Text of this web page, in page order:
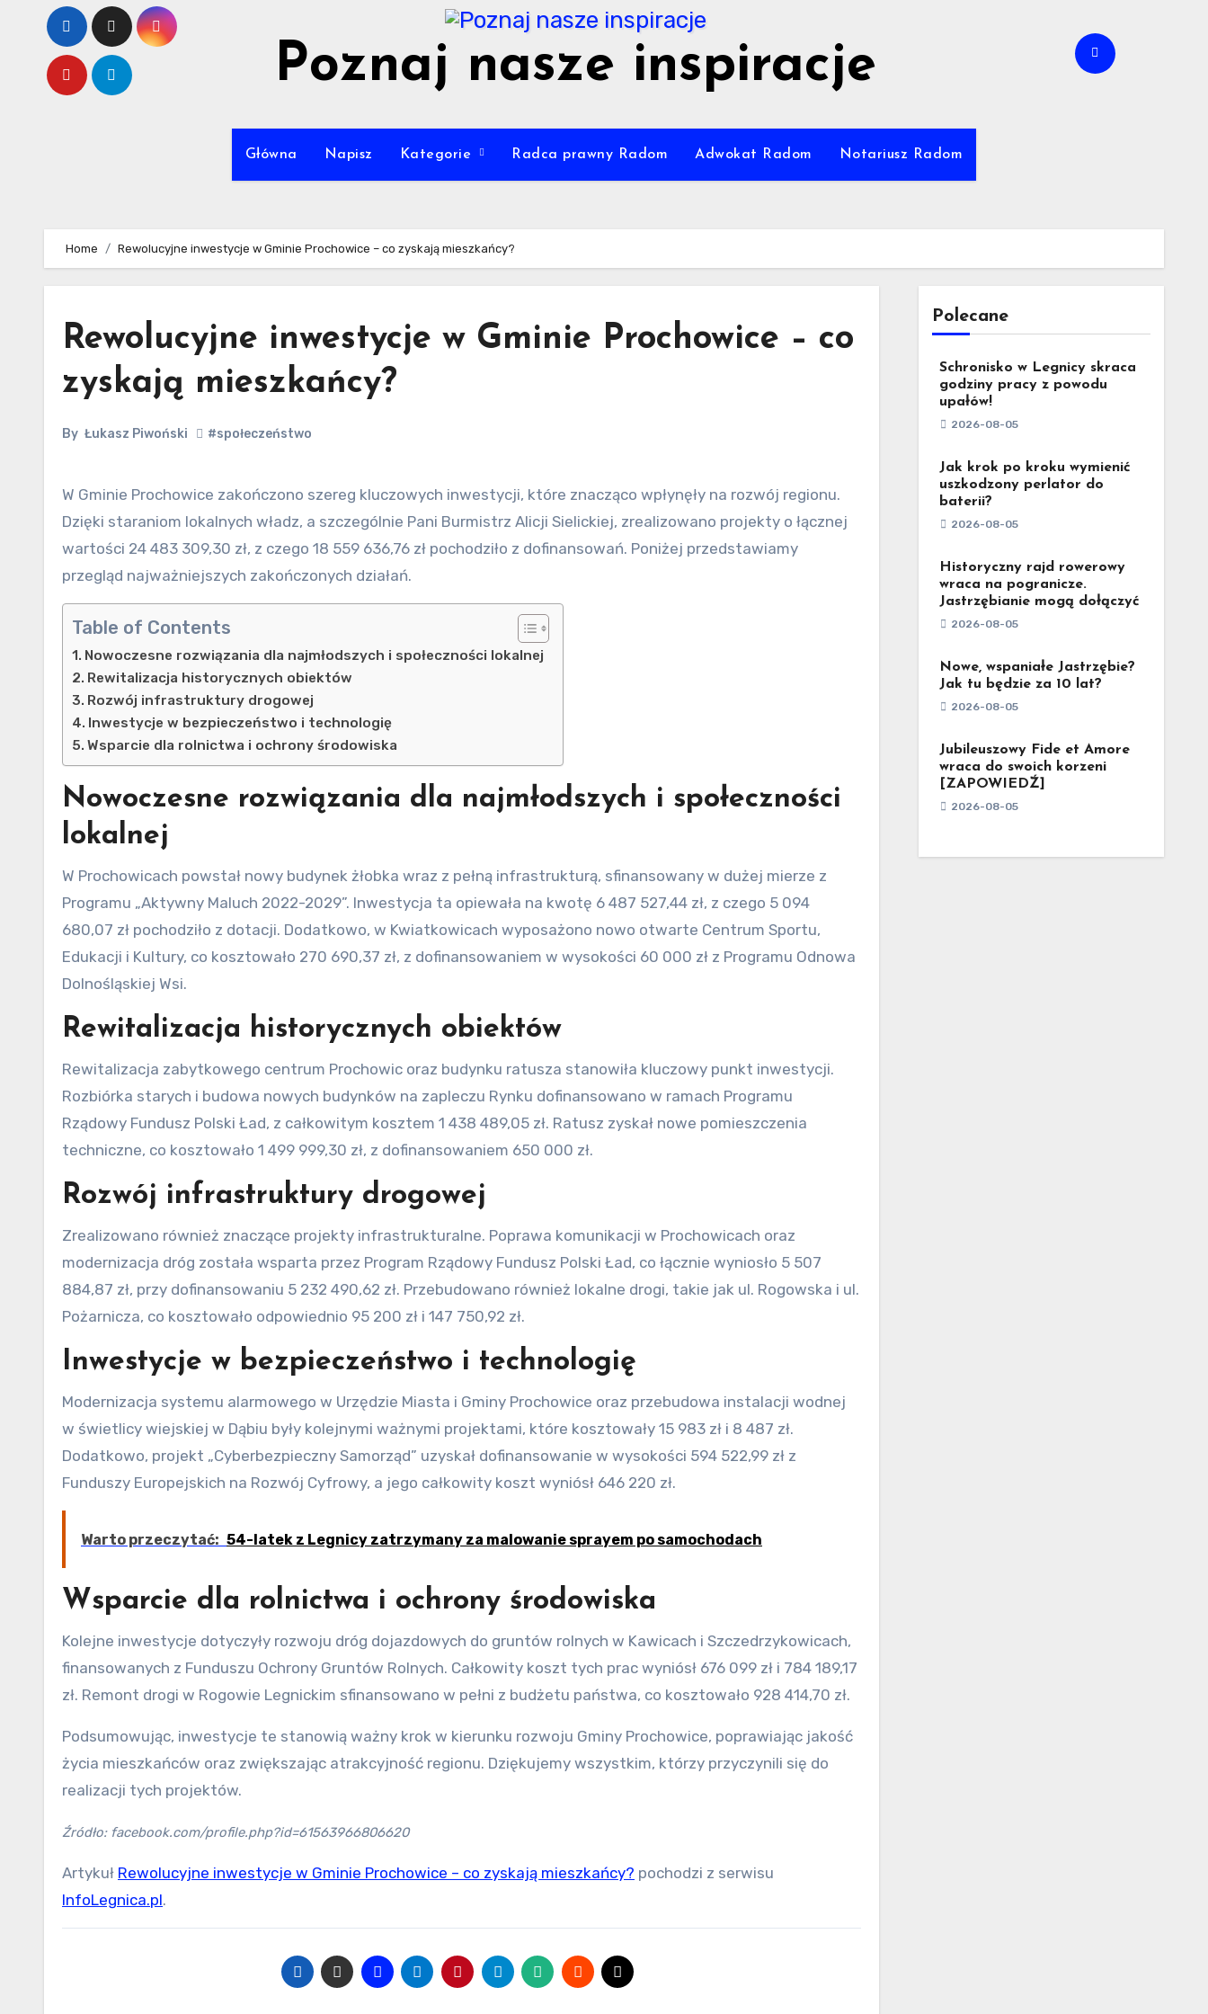
content
Poznaj nasze inspiracje
Główna Napisz Kategorie Radca prawny Radom Adwokat Radom Notariusz Radom
Home Rewolucyjne inwestycje w Gminie Prochowice – co zyskają mieszkańcy?
Rewolucyjne inwestycje w Gminie Prochowice – co
zyskają mieszkańcy?
By Łukasz Piwoński #społeczeństwo
W Gminie Prochowice zakończono szereg kluczowych inwestycji, które znacząco wpłynęły na rozwój regionu.
Dzięki staraniom lokalnych władz, a szczególnie Pani Burmistrz Alicji Sielickiej, zrealizowano projekty o łącznej
wartości 24 483 309,30 zł, z czego 18 559 636,76 zł pochodziło z dofinansowań. Poniżej przedstawiamy
przegląd najważniejszych zakończonych działań.
Table of Contents
Nowoczesne rozwiązania dla najmłodszych i społeczności lokalnej
Rewitalizacja historycznych obiektów
Rozwój infrastruktury drogowej
Inwestycje w bezpieczeństwo i technologię
Wsparcie dla rolnictwa i ochrony środowiska
Nowoczesne rozwiązania dla najmłodszych i społeczności
lokalnej
W Prochowicach powstał nowy budynek żłobka wraz z pełną infrastrukturą, sfinansowany w dużej mierze z
Programu „Aktywny Maluch 2022-2029”. Inwestycja ta opiewała na kwotę 6 487 527,44 zł, z czego 5 094
680,07 zł pochodziło z dotacji. Dodatkowo, w Kwiatkowicach wyposażono nowo otwarte Centrum Sportu,
Edukacji i Kultury, co kosztowało 270 690,37 zł, z dofinansowaniem w wysokości 60 000 zł z Programu Odnowa
Dolnośląskiej Wsi.
Rewitalizacja historycznych obiektów
Rewitalizacja zabytkowego centrum Prochowic oraz budynku ratusza stanowiła kluczowy punkt inwestycji.
Rozbiórka starych i budowa nowych budynków na zapleczu Rynku dofinansowano w ramach Programu
Rządowy Fundusz Polski Ład, z całkowitym kosztem 1 438 489,05 zł. Ratusz zyskał nowe pomieszczenia
techniczne, co kosztowało 1 499 999,30 zł, z dofinansowaniem 650 000 zł.
Rozwój infrastruktury drogowej
Zrealizowano również znaczące projekty infrastrukturalne. Poprawa komunikacji w Prochowicach oraz
modernizacja dróg została wsparta przez Program Rządowy Fundusz Polski Ład, co łącznie wyniosło 5 507
884,87 zł, przy dofinansowaniu 5 232 490,62 zł. Przebudowano również lokalne drogi, takie jak ul. Rogowska i ul.
Pożarnicza, co kosztowało odpowiednio 95 200 zł i 147 750,92 zł.
Inwestycje w bezpieczeństwo i technologię
Modernizacja systemu alarmowego w Urzędzie Miasta i Gminy Prochowice oraz przebudowa instalacji wodnej
w świetlicy wiejskiej w Dąbiu były kolejnymi ważnymi projektami, które kosztowały 15 983 zł i 8 487 zł.
Dodatkowo, projekt „Cyberbezpieczny Samorząd” uzyskał dofinansowanie w wysokości 594 522,99 zł z
Funduszy Europejskich na Rozwój Cyfrowy, a jego całkowity koszt wyniósł 646 220 zł.
Warto przeczytać: 54-latek z Legnicy zatrzymany za malowanie sprayem po samochodach
Wsparcie dla rolnictwa i ochrony środowiska
Kolejne inwestycje dotyczyły rozwoju dróg dojazdowych do gruntów rolnych w Kawicach i Szczedrzykowicach,
finansowanych z Funduszu Ochrony Gruntów Rolnych. Całkowity koszt tych prac wyniósł 676 099 zł i 784 189,17
zł. Remont drogi w Rogowie Legnickim sfinansowano w pełni z budżetu państwa, co kosztowało 928 414,70 zł.
Podsumowując, inwestycje te stanowią ważny krok w kierunku rozwoju Gminy Prochowice, poprawiając jakość
życia mieszkańców oraz zwiększając atrakcyjność regionu. Dziękujemy wszystkim, którzy przyczynili się do
realizacji tych projektów.
Źródło: facebook.com/profile.php?id=61563966806620
Artykuł Rewolucyjne inwestycje w Gminie Prochowice – co zyskają mieszkańcy? pochodzi z serwisu
InfoLegnica.pl.
Polecane
Schronisko w Legnicy skraca
godziny pracy z powodu
upałów!
2026-08-05
Jak krok po kroku wymienić
uszkodzony perlator do
baterii?
2026-08-05
Historyczny rajd rowerowy
wraca na pogranicze.
Jastrzębianie mogą dołączyć
2026-08-05
Nowe, wspaniałe Jastrzębie?
Jak tu będzie za 10 lat?
2026-08-05
Jubileuszowy Fide et Amore
wraca do swoich korzeni
[ZAPOWIEDŹ]
2026-08-05